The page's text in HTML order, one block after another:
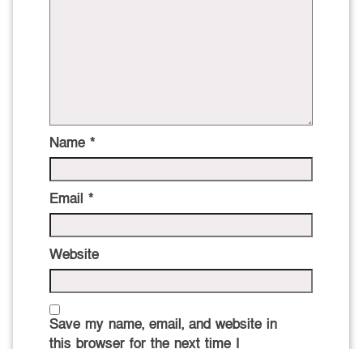
Name *
Email *
Website
Save my name, email, and website in
this browser for the next time I